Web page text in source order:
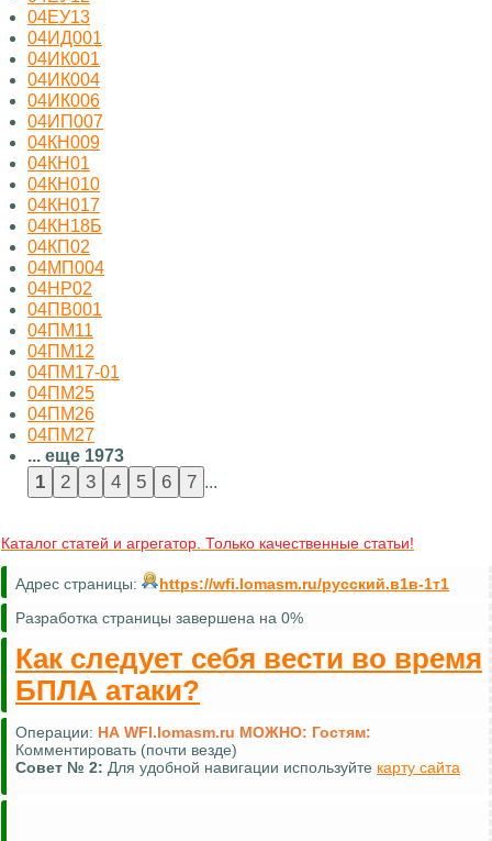
04ЕУ13
04ИД001
04ИК001
04ИК004
04ИК006
04ИП007
04КН009
04КН01
04КН010
04КН017
04КН18Б
04КП02
04МП004
04НР02
04ПВ001
04ПМ11
04ПМ12
04ПМ17-01
04ПМ25
04ПМ26
04ПМ27
... еще 1973
...
Каталог статей и агрегатор. Только качественные статьи!
Адрес страницы:
https://wfi.lomasm.ru/русский.в1в-1т1
Разработка страницы завершена на 0%
Как следует себя вести во время
БПЛА атаки?
Операции: НА WFI.lomasm.ru МОЖНО: Гостям:
Комментировать (почти везде)
Совет № 2: Для удобной навигации используйте карту сайта